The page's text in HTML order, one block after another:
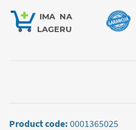
IMA NA
LAGERU
Product code: 0001365025